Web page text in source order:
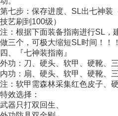
第七步：保存进度、SL出七神装
技艺刷到100级）
注：根据下面装备指南进行SL，
做三个，可极大缩短SL时间！！！
四、『七神装指南』
外功：刀、硬头、软甲、硬靴、
内功：扇、硬头、软甲、硬靴、
注：软甲需森林采集红色皮子、
特效选择：
武器只打双回生、